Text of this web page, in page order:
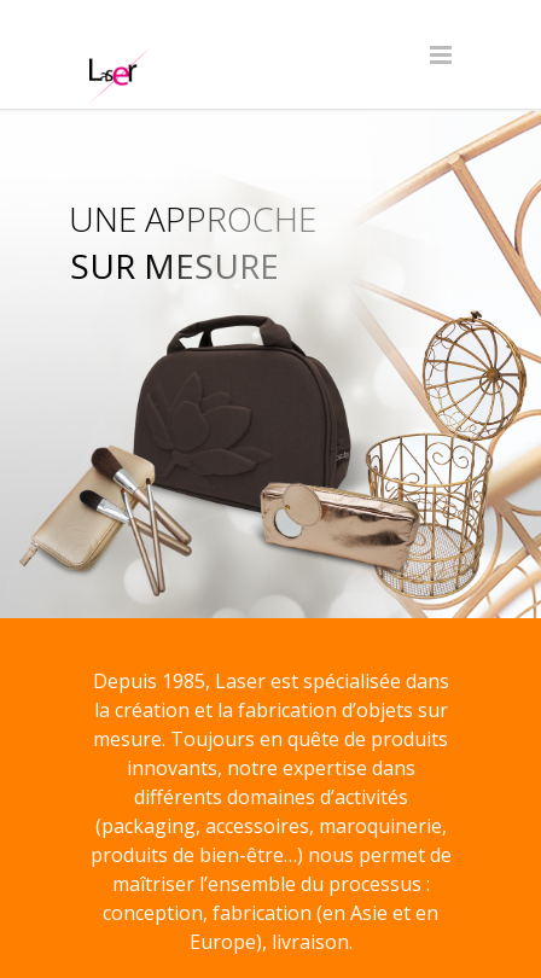
SUR MESURE
UNE APPROCHE
Depuis 1985, Laser est spécialisée dans
la création et la fabrication d’objets sur
mesure. Toujours en quête de produits
innovants, notre expertise dans
différents domaines d’activités
(packaging, accessoires, maroquinerie,
produits de bien-être…) nous permet de
maîtriser l’ensemble du processus :
conception, fabrication (en Asie et en
Europe), livraison.